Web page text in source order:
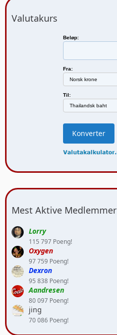
Valutakurs
Beløp:
Fra:
Til:
Mest Aktive Medlemmer
Lorry
115 797 Poeng!
Oxygen
97 759 Poeng!
Dexron
95 838 Poeng!
Aandresen
80 097 Poeng!
jing
70 086 Poeng!